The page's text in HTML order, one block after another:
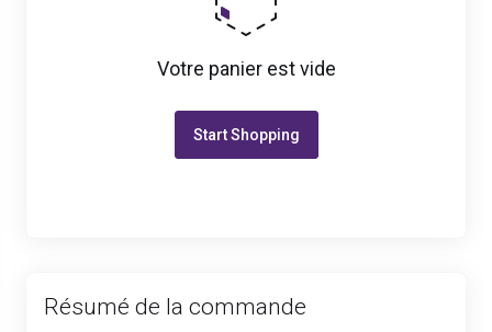
Votre panier est vide
Start Shopping
Résumé de la commande